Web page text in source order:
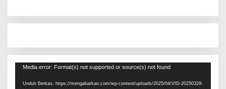
Pemutar
Media error: Format(s) not supported or source(s) not found
Unduh Berkas: https://mengabarkan.com/wp-content/uploads/2025/04/VID-20250329-